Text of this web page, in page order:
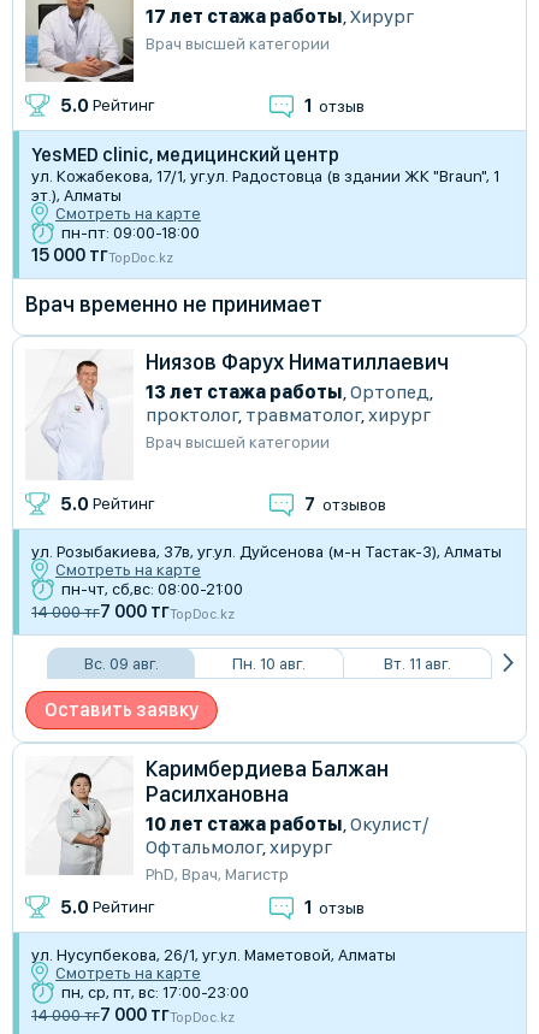
17 лет стажа работы Хирург
Врач высшей категории
5.0 Рейтинг 1 отзыв
YesMED clinic, медицинский центр
ул. Кожабекова, 17/1, уг.ул. Радостовца (в здании ​ЖК "Braun", 1
эт.), Алматы
Смотреть на карте
пн-пт: 09:00-18:00
15 000 тгTopDoc.kz
Врач временно не принимает
Ниязов Фарух Ниматиллаевич
13 лет стажа работы Ортопед
проктолог, травматолог, хирург
Врач высшей категории
5.0 Рейтинг 7 отзывов
​ул. Розыбакиева, 37в, уг.ул. Дуйсенова (м-н Тастак-3), Алматы
Смотреть на карте
пн-чт, сб,вс: 08:00-21:00
14 000 тг7 000 тгTopDoc.kz
Вс. 09 авг. Пн. 10 авг. Вт. 11 авг.
Оставить заявку
Каримбердиева Балжан
Расилхановна
10 лет стажа работы,Окулист/
Офтальмолог,хирург
PhD, Врач, Магистр
5.0 Рейтинг 1 отзыв
ул. Нусупбекова, 26/1, уг.ул. Маметовой, Алматы
Смотреть на карте
пн, ср, пт, вс: 17:00-23:00
14 000 тг7 000 тгTopDoc.kz